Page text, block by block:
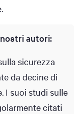
autori:
sicurezza
da decine di
I suoi studi sulle
citati